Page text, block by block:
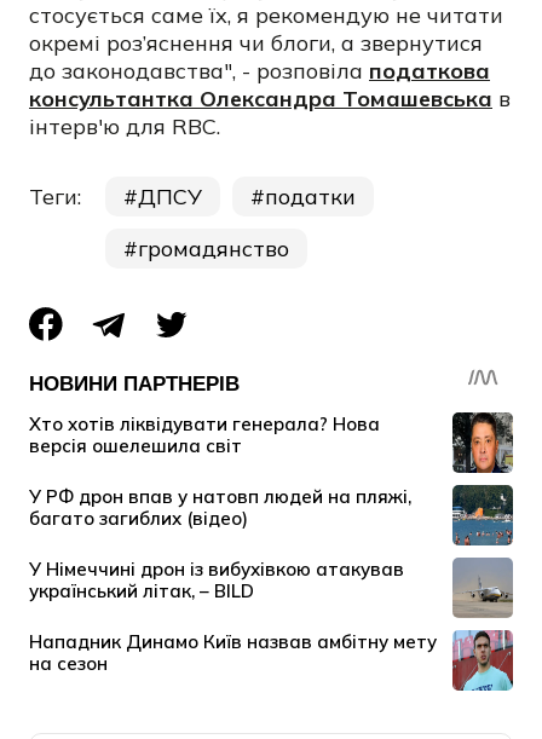
стосується саме їх, я рекомендую не читати
окремі роз’яснення чи блоги, а звернутися
до законодавства", - розповіла податкова
консультантка Олександра Томашевська в
інтерв'ю для RBC.
Теги: ДПСУ
податки
громадянство